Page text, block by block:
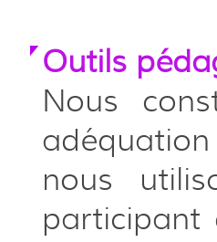
Outils
Nous
nous
participant